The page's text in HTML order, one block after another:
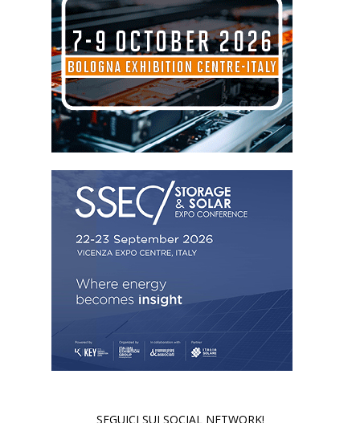
SEGUICI SUI SOCIAL NETWORK!